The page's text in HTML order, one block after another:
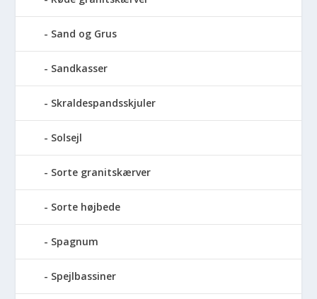
Sand og Grus
Sandkasser
Skraldespandsskjuler
Solsejl
Sorte granitskærver
Sorte højbede
Spagnum
Spejlbassiner